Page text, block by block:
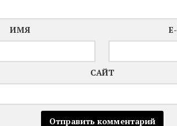
ИМЯ
САЙТ